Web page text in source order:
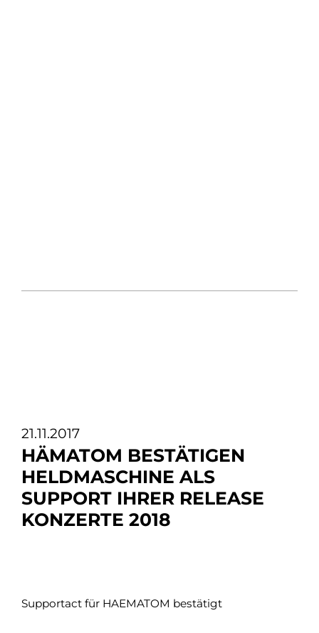
21.11.2017
HÄMATOM BESTÄTIGEN
HELDMASCHINE ALS
SUPPORT IHRER RELEASE
KONZERTE 2018
Supportact für HAEMATOM bestätigt